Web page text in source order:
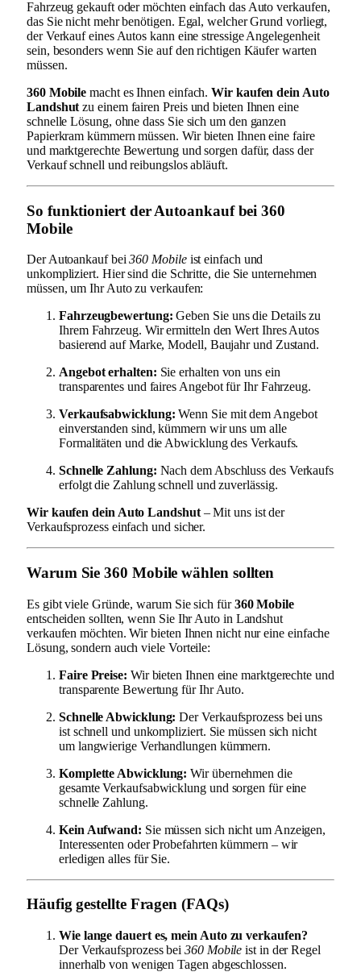
Fahrzeug gekauft oder möchten einfach das Auto verkaufen,
das Sie nicht mehr benötigen. Egal, welcher Grund vorliegt,
der Verkauf eines Autos kann eine stressige Angelegenheit
sein, besonders wenn Sie auf den richtigen Käufer warten
müssen.
360 Mobile macht es Ihnen einfach.Wir kaufen dein Auto
Landshut zu einem fairen Preis und bieten Ihnen eine
schnelle Lösung, ohne dass Sie sich um den ganzen
Papierkram kümmern müssen. Wir bieten Ihnen eine faire
und marktgerechte Bewertung und sorgen dafür, dass der
Verkauf schnell und reibungslos abläuft.
So funktioniert der Autoankauf bei 360
Mobile
Der Autoankauf bei360 Mobileist einfach und
unkompliziert. Hier sind die Schritte, die Sie unternehmen
müssen, um Ihr Auto zu verkaufen:
Fahrzeugbewertung: Geben Sie uns die Details zu
Ihrem Fahrzeug. Wir ermitteln den Wert Ihres Autos
basierend auf Marke, Modell, Baujahr und Zustand.
Angebot erhalten: Sie erhalten von uns ein
transparentes und faires Angebot für Ihr Fahrzeug.
Verkaufsabwicklung: Wenn Sie mit dem Angebot
einverstanden sind, kümmern wir uns um alle
Formalitäten und die Abwicklung des Verkaufs.
Schnelle Zahlung: Nach dem Abschluss des Verkaufs
erfolgt die Zahlung schnell und zuverlässig.
Wir kaufen dein Auto Landshut– Mit uns ist der
Verkaufsprozess einfach und sicher.
Warum Sie 360 Mobile wählen sollten
Es gibt viele Gründe, warum Sie sich für360 Mobile
entscheiden sollten, wenn Sie Ihr Auto in Landshut
verkaufen möchten. Wir bieten Ihnen nicht nur eine einfache
Lösung, sondern auch viele Vorteile:
Faire Preise: Wir bieten Ihnen eine marktgerechte und
transparente Bewertung für Ihr Auto.
Schnelle Abwicklung: Der Verkaufsprozess bei uns
ist schnell und unkompliziert. Sie müssen sich nicht
um langwierige Verhandlungen kümmern.
Komplette Abwicklung: Wir übernehmen die
gesamte Verkaufsabwicklung und sorgen für eine
schnelle Zahlung.
Kein Aufwand: Sie müssen sich nicht um Anzeigen,
Interessenten oder Probefahrten kümmern – wir
erledigen alles für Sie.
Häufig gestellte Fragen (FAQs)
Wie lange dauert es, mein Auto zu verkaufen?
Der Verkaufsprozess bei360 Mobile ist in der Regel
innerhalb von wenigen Tagen abgeschlossen.